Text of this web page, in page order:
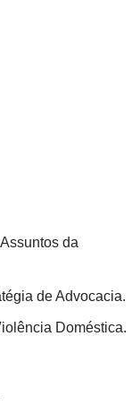
da
de Advocacia.
Doméstica.